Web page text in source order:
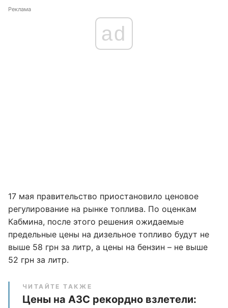
Реклама
ad
17 мая правительство приостановило ценовое
регулирование на рынке топлива. По оценкам
Кабмина, после этого решения ожидаемые
предельные цены на дизельное топливо будут не
выше 58 грн за литр, а цены на бензин – не выше
52 грн за литр.
ЧИТАЙТЕ ТАКЖЕ
Цены на АЗС рекордно взлетели: